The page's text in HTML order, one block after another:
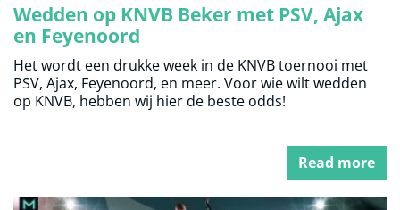
Wedden op KNVB Beker met PSV, Ajax
en Feyenoord
Het wordt een drukke week in de KNVB toernooi met
PSV, Ajax, Feyenoord, en meer. Voor wie wilt wedden
op KNVB, hebben wij hier de beste odds!
Read more